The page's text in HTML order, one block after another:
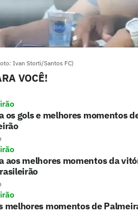
Ivan Storti/Santos FC)
VOCÊ!
os gols e melhores momentos
aos melhores momentos da
melhores momentos de